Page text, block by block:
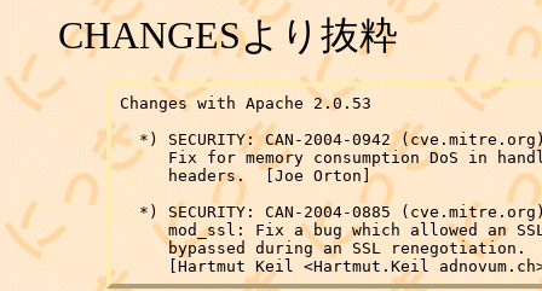
CHANGESより抜粋
Changes with Apache 2.0.53
*) SECURITY: CAN-2004-0942
Fix for memory consumption DoS in
     headers.  [Joe Orton]
*) SECURITY: CAN-2004-0885
mod_ssl: Fix a bug which allowed an
bypassed during an SSL